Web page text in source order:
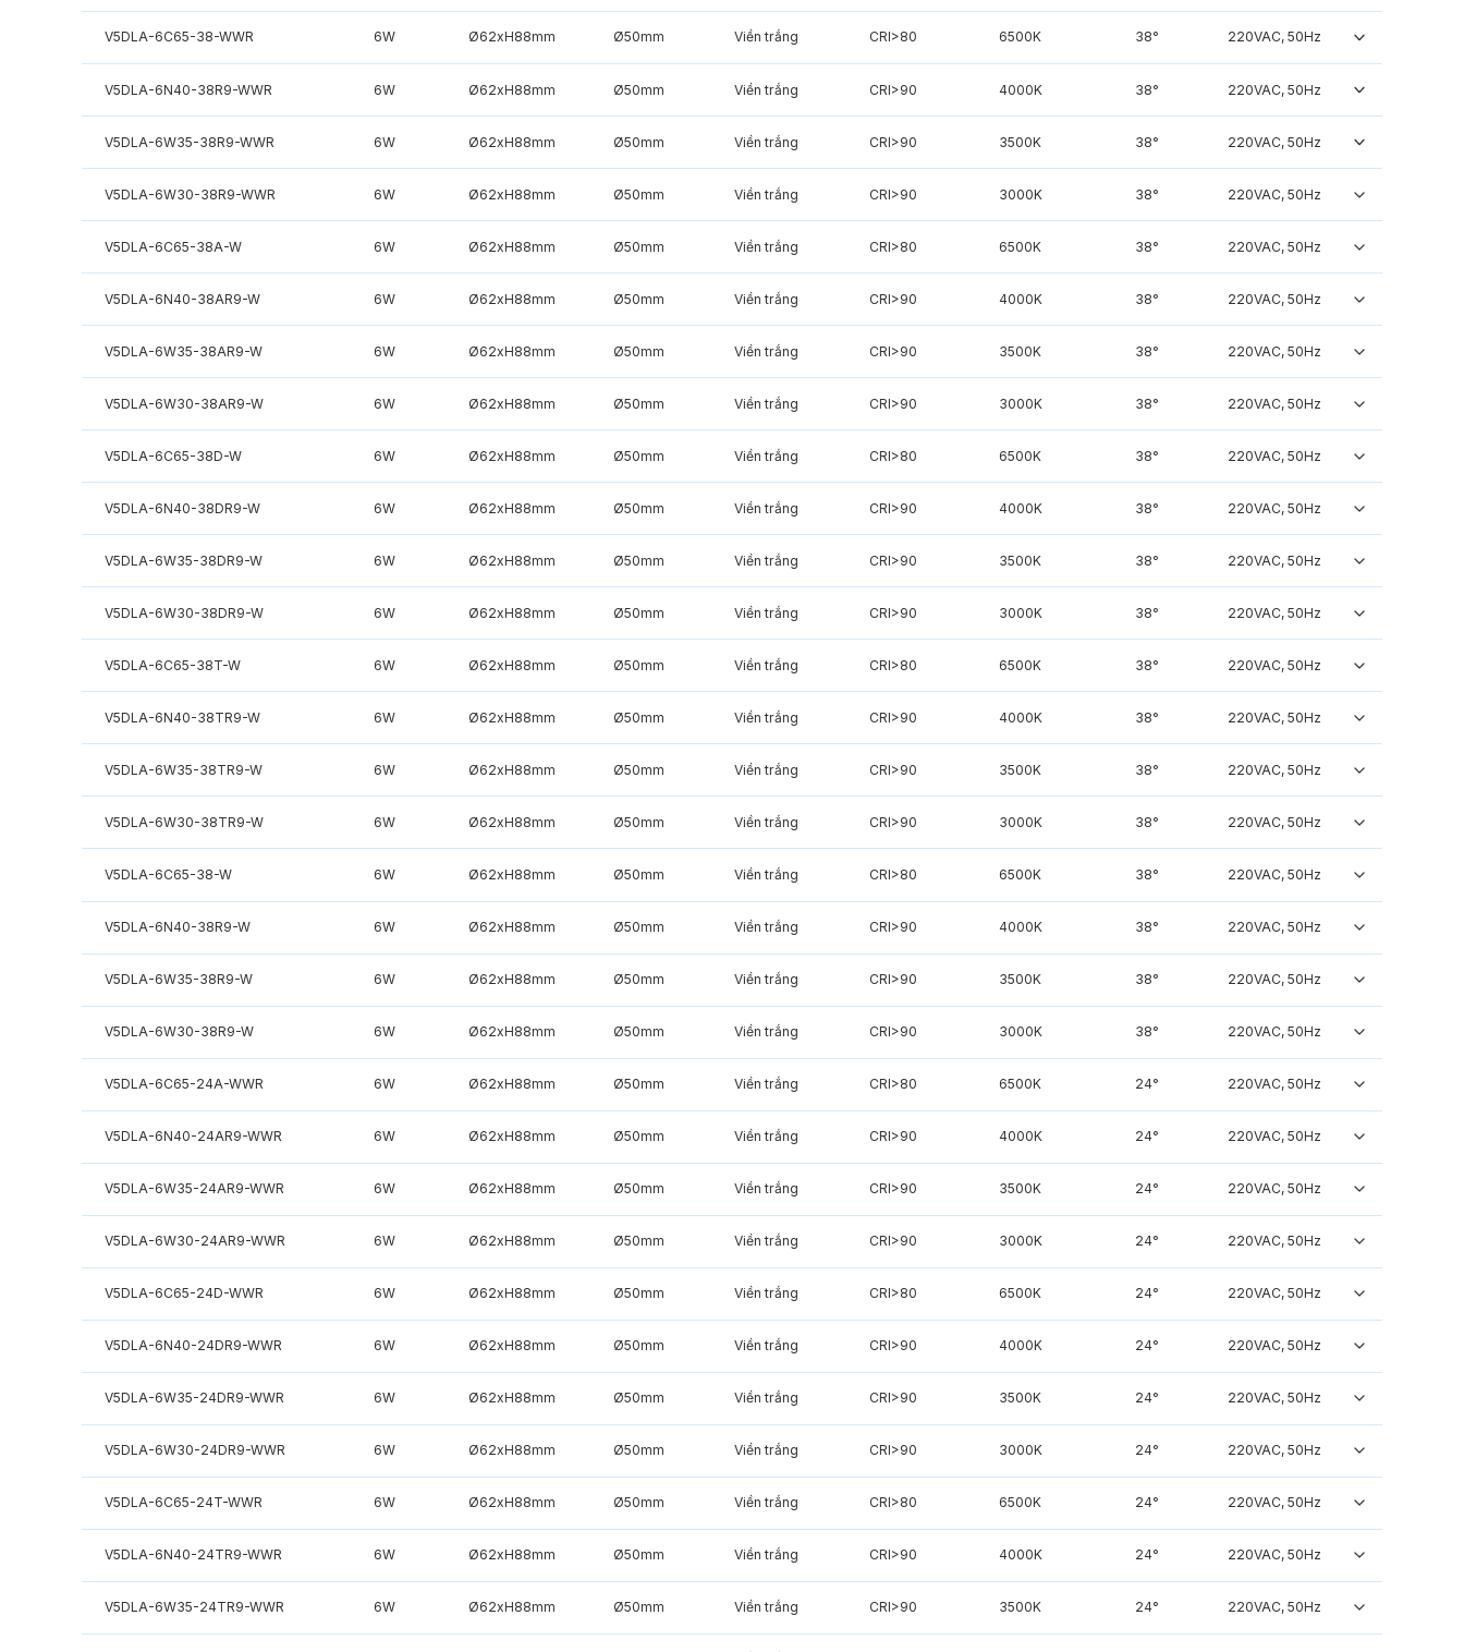
V5DLA-6C65-38-WWR 6W Ø62xH88mm Ø50mm Viền trắng CRI>80 6500K 38° 220VAC, 50Hz
V5DLA-6N40-38R9-WWR 6W Ø62xH88mm Ø50mm Viền trắng CRI>90 4000K 38° 220VAC, 50Hz
V5DLA-6W35-38R9-WWR 6W Ø62xH88mm Ø50mm Viền trắng CRI>90 3500K 38° 220VAC, 50Hz
V5DLA-6W30-38R9-WWR 6W Ø62xH88mm Ø50mm Viền trắng CRI>90 3000K 38° 220VAC, 50Hz
V5DLA-6C65-38A-W 6W Ø62xH88mm Ø50mm Viền trắng CRI>80 6500K 38° 220VAC, 50Hz
V5DLA-6N40-38AR9-W 6W Ø62xH88mm Ø50mm Viền trắng CRI>90 4000K 38° 220VAC, 50Hz
V5DLA-6W35-38AR9-W 6W Ø62xH88mm Ø50mm Viền trắng CRI>90 3500K 38° 220VAC, 50Hz
V5DLA-6W30-38AR9-W 6W Ø62xH88mm Ø50mm Viền trắng CRI>90 3000K 38° 220VAC, 50Hz
V5DLA-6C65-38D-W 6W Ø62xH88mm Ø50mm Viền trắng CRI>80 6500K 38° 220VAC, 50Hz
V5DLA-6N40-38DR9-W 6W Ø62xH88mm Ø50mm Viền trắng CRI>90 4000K 38° 220VAC, 50Hz
V5DLA-6W35-38DR9-W 6W Ø62xH88mm Ø50mm Viền trắng CRI>90 3500K 38° 220VAC, 50Hz
V5DLA-6W30-38DR9-W 6W Ø62xH88mm Ø50mm Viền trắng CRI>90 3000K 38° 220VAC, 50Hz
V5DLA-6C65-38T-W 6W Ø62xH88mm Ø50mm Viền trắng CRI>80 6500K 38° 220VAC, 50Hz
V5DLA-6N40-38TR9-W 6W Ø62xH88mm Ø50mm Viền trắng CRI>90 4000K 38° 220VAC, 50Hz
V5DLA-6W35-38TR9-W 6W Ø62xH88mm Ø50mm Viền trắng CRI>90 3500K 38° 220VAC, 50Hz
V5DLA-6W30-38TR9-W 6W Ø62xH88mm Ø50mm Viền trắng CRI>90 3000K 38° 220VAC, 50Hz
V5DLA-6C65-38-W 6W Ø62xH88mm Ø50mm Viền trắng CRI>80 6500K 38° 220VAC, 50Hz
V5DLA-6N40-38R9-W 6W Ø62xH88mm Ø50mm Viền trắng CRI>90 4000K 38° 220VAC, 50Hz
V5DLA-6W35-38R9-W 6W Ø62xH88mm Ø50mm Viền trắng CRI>90 3500K 38° 220VAC, 50Hz
V5DLA-6W30-38R9-W 6W Ø62xH88mm Ø50mm Viền trắng CRI>90 3000K 38° 220VAC, 50Hz
V5DLA-6C65-24A-WWR 6W Ø62xH88mm Ø50mm Viền trắng CRI>80 6500K 24° 220VAC, 50Hz
V5DLA-6N40-24AR9-WWR 6W Ø62xH88mm Ø50mm Viền trắng CRI>90 4000K 24° 220VAC, 50Hz
V5DLA-6W35-24AR9-WWR 6W Ø62xH88mm Ø50mm Viền trắng CRI>90 3500K 24° 220VAC, 50Hz
V5DLA-6W30-24AR9-WWR 6W Ø62xH88mm Ø50mm Viền trắng CRI>90 3000K 24° 220VAC, 50Hz
V5DLA-6C65-24D-WWR 6W Ø62xH88mm Ø50mm Viền trắng CRI>80 6500K 24° 220VAC, 50Hz
V5DLA-6N40-24DR9-WWR 6W Ø62xH88mm Ø50mm Viền trắng CRI>90 4000K 24° 220VAC, 50Hz
V5DLA-6W35-24DR9-WWR 6W Ø62xH88mm Ø50mm Viền trắng CRI>90 3500K 24° 220VAC, 50Hz
V5DLA-6W30-24DR9-WWR 6W Ø62xH88mm Ø50mm Viền trắng CRI>90 3000K 24° 220VAC, 50Hz
V5DLA-6C65-24T-WWR 6W Ø62xH88mm Ø50mm Viền trắng CRI>80 6500K 24° 220VAC, 50Hz
V5DLA-6N40-24TR9-WWR 6W Ø62xH88mm Ø50mm Viền trắng CRI>90 4000K 24° 220VAC, 50Hz
V5DLA-6W35-24TR9-WWR 6W Ø62xH88mm Ø50mm Viền trắng CRI>90 3500K 24° 220VAC, 50Hz